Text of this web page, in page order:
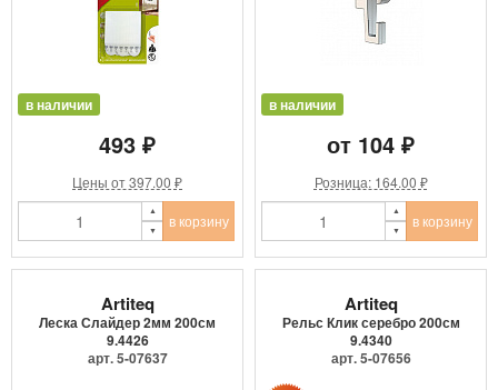
в наличии
493 ₽
Цены от 397.00 ₽
в корзину
в наличии
от 104 ₽
Розница: 164.00 ₽
в корзину
Artiteq
Леска Слайдер 2мм 200см
9.4426
арт. 5-07637
Artiteq
Рельс Клик серебро 200см
9.4340
арт. 5-07656